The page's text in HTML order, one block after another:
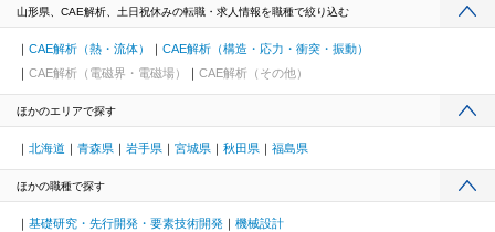
山形県、CAE解析、土日祝休みの転職・求人情報を職種で絞り込む
CAE解析（熱・流体）
CAE解析（構造・応力・衝突・振動）
CAE解析（電磁界・電磁場）
CAE解析（その他）
ほかのエリアで探す
北海道 青森県 岩手県 宮城県 秋田県 福島県
ほかの職種で探す
基礎研究・先行開発・要素技術開発
機械設計